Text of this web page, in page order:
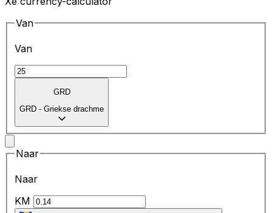
Van
Van
GRD
GRD - Griekse drachme
Naar
Naar
KM